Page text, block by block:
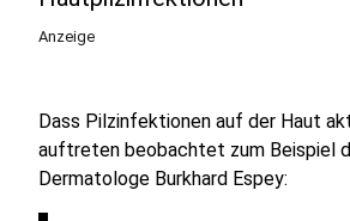
Anzeige
Dass Pilzinfektionen auf der Haut
auftreten beobachtet zum Beispiel
Dermatologe Burkhard Espey: